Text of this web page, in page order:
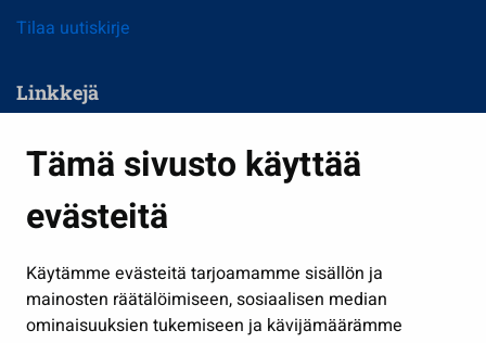
Tämä sivusto käyttää
evästeitä
Käytämme evästeitä tarjoamamme sisällön ja
mainosten räätälöimiseen, sosiaalisen median
ominaisuuksien tukemiseen ja kävijämäärämme
Tilaa uutiskirje
Linkkejä
Kasvatus ja opetus
Kulttuuri ja liikunta
Työ ja yrittäminen
Osallistu ja asioi